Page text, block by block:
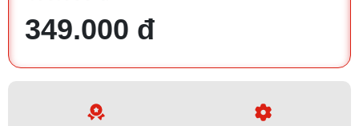
349.000 đ